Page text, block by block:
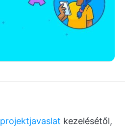
projektjavaslat kezelésétől,